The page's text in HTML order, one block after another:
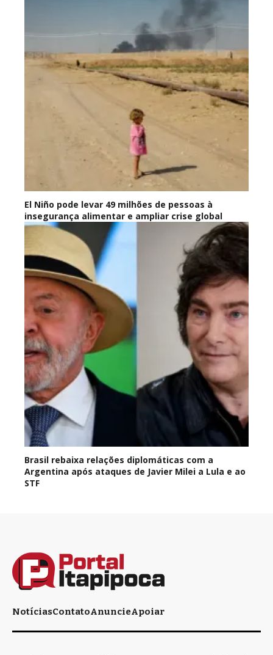
El Niño pode levar 49 milhões de pessoas à
insegurança alimentar e ampliar crise global
Brasil rebaixa relações diplomáticas com a
Argentina após ataques de Javier Milei a Lula e ao
STF
NotíciasContatoAnuncieApoiar